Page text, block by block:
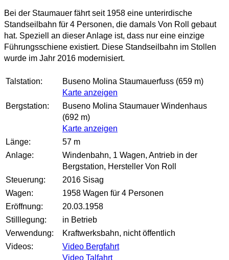
Bei der Staumauer fährt seit 1958 eine unterirdische
Standseilbahn für 4 Personen, die damals Von Roll gebaut
hat. Speziell an dieser Anlage ist, dass nur eine einzige
Führungsschiene existiert. Diese Standseilbahn im Stollen
wurde im Jahr 2016 modernisiert.
Talstation:
Buseno Molina Staumauerfuss (659 m)
Karte anzeigen
Bergstation:
Buseno Molina Staumauer Windenhaus
(692 m)
Karte anzeigen
Länge:
57 m
Anlage:
Windenbahn, 1 Wagen, Antrieb in der
Bergstation, Hersteller Von Roll
Steuerung:
2016 Sisag
Wagen:
1958 Wagen für 4 Personen
Eröffnung:
20.03.1958
Stilllegung:
in Betrieb
Verwendung:
Kraftwerksbahn, nicht öffentlich
Videos:
Video Bergfahrt
Video Talfahrt